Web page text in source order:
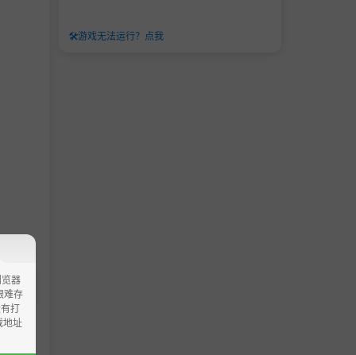
🛠️游戏无法运行？点我
器
难存
打
地址